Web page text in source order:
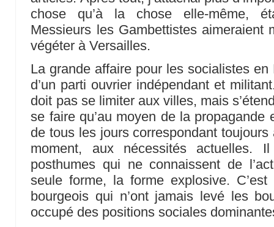
chose qu’à la chose elle-même,
Messieurs les Gambettistes aimeraient
végéter à Versailles.
La grande affaire pour les socialistes en
d’un parti ouvrier indépendant et
doit pas se limiter aux villes, mais
se faire qu’au moyen de la
de tous les jours correspondant
moment, aux nécessités actuelles.
posthumes qui ne connaissent de
seule forme, la forme explosive.
bourgeois qui n’ont jamais levé les
occupé des positions sociales